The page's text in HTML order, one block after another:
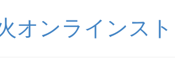
オンラインス